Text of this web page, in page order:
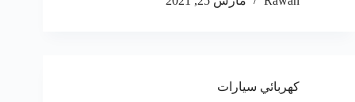
كهربائي سيارات